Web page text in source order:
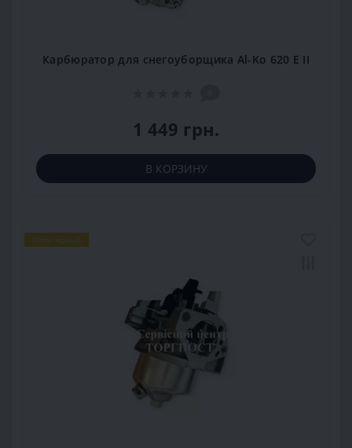
Карбюратор для снегоуборщика Al-Ko 620 E II
1 449 грн.
В КОРЗИНУ
Популярный